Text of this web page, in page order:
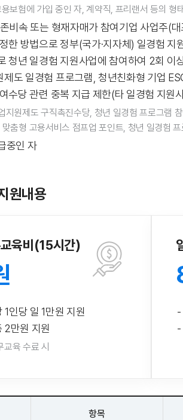
보험에 가입 중인 자, 계약직, 프리랜서 등의
비속 또는 형재자매가 참여기업 사업주(
한 방법으로 정부(국가·지자체) 일경험 지
청년 일경험 지원사업에 참여하여 2회 이
제도 일경험 프로그램, 청년친화형 기업
수당 관련 중복 지급 제한(타 일경험 지원
지원제도 구직촉진수당, 청년 일경험 프로그램
춤형 고용서비스 점프업 포인트, 청년 일경험
중인 자
원내용
육비(15시간)
1인당 일 1만원 지원
2만원 지원
교육 수료 시
항목